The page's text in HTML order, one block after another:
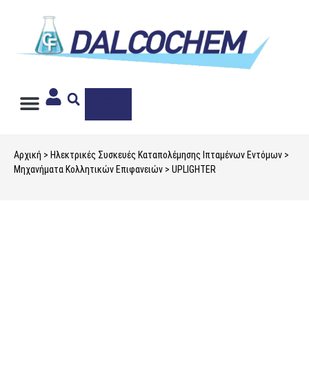
Αρχική > Ηλεκτρικές Συσκευές Καταπολέμησης Ιπταμένων Εντόμων >
Μηχανήματα Κολλητικών Επιφανειών > UPLIGHTER